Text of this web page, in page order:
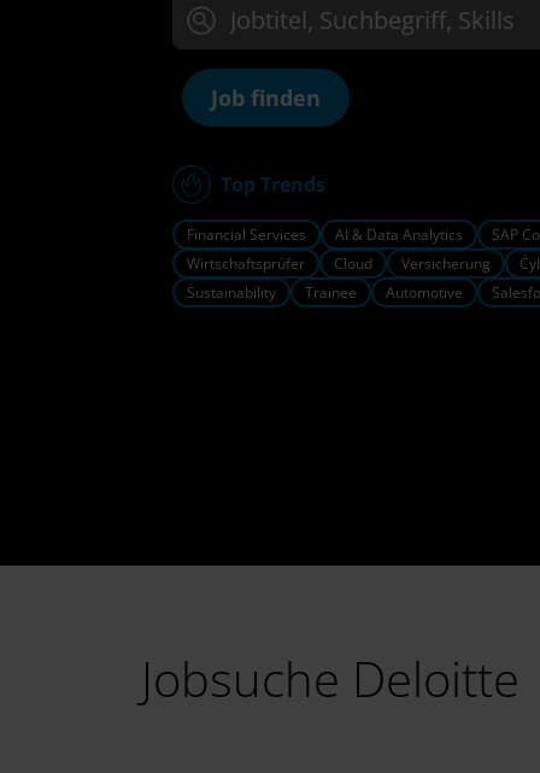
Jobtitel, Suchbegriff oder Skills eingeben
Top Trends
Financial Services AI & Data Analytics SAP
Wirtschaftsprüfer
Cloud Versicherung
Sustainability
Trainee Automotive
Jobsuche Deloitte